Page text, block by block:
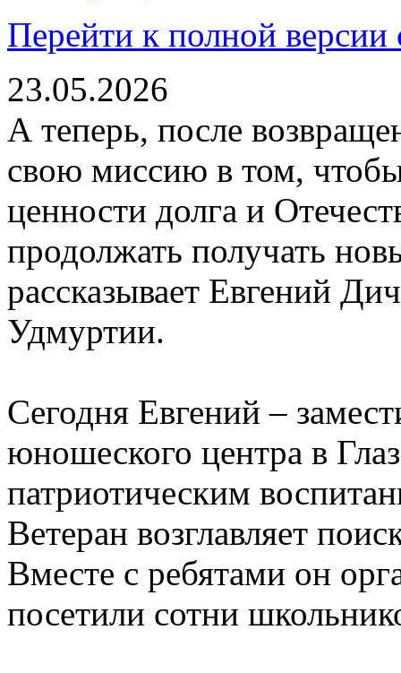
Перейти к полной версии
23.05.2026
А теперь, после
свою миссию в том,
ценности долга и
продолжать получать
рассказывает Евгений
Удмуртии.
Сегодня Евгений –
юношеского центра в
патриотическим
Ветеран возглавляет
Вместе с ребятами он
посетили сотни